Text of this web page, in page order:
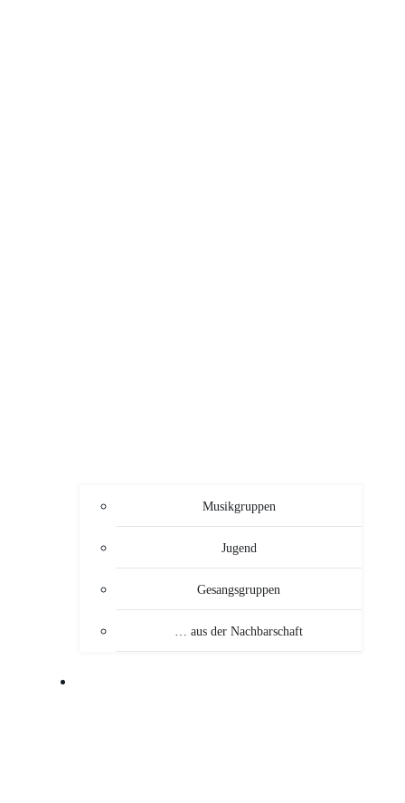
Musikgruppen
Jugend
Gesangsgruppen
… aus der Nachbarschaft